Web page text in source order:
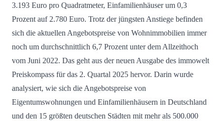
3.193 Euro pro Quadratmeter, Einfamilienhäuser um 0,3
Prozent auf 2.780 Euro. Trotz der jüngsten Anstiege befinden
sich die aktuellen Angebotspreise von Wohnimmobilien immer
noch um durchschnittlich 6,7 Prozent unter dem Allzeithoch
vom Juni 2022. Das geht aus der neuen Ausgabe des immowelt
Preiskompass für das 2. Quartal 2025 hervor. Darin wurde
analysiert, wie sich die Angebotspreise von
Eigentumswohnungen und Einfamilienhäusern in Deutschland
und den 15 größten deutschen Städten mit mehr als 500.000